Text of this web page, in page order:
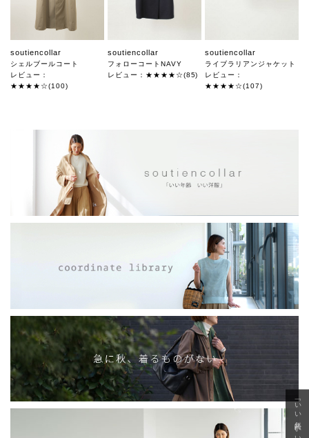
soutiencollar
シェルブールコート
レビュー：
★★★★☆(100)
soutiencollar
フォローコートNAVY
レビュー：★★★★☆(85)
soutiencollar
ライブラリアンジャケット
レビュー：
★★★★☆(107)
「いい年齢 いい洋服」